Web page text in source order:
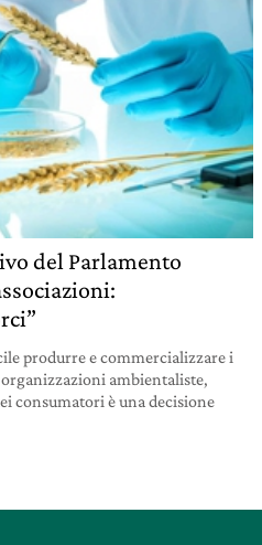
del Parlamento
produrre e commercializzare i
ambientaliste,
consumatori è una decisione